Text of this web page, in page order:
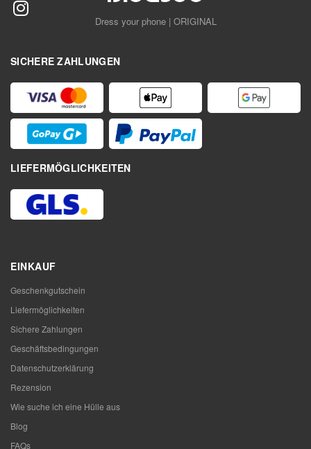
Dress your phone | ORIGINAL
SICHERE ZAHLUNGEN
LIEFERMÖGLICHKEITEN
EINKAUF
Geschenkgutschein
Liefermöglichkeiten
Sichere Zahlungen
Geschäftsbedingungen
Datenschutzerklärung
Rezension
Wie suche ich eine Hülle aus
Blog
FAQs